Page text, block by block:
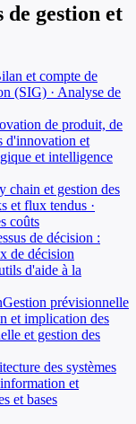
de gestion et
et compte de
(SIG) · Analyse de
de produit, de
d'innovation et
et intelligence
chain et gestion des
et flux tendus ·
coûts
de décision :
de décision
d'aide à la
Gestion prévisionnelle
et implication des
et gestion des
des systèmes
et
et bases